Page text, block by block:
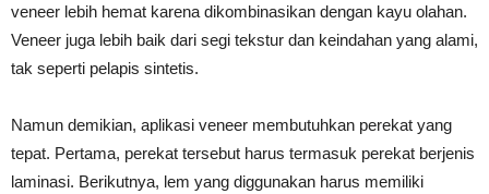
veneer lebih hemat karena dikombinasikan dengan kayu olahan.
Veneer juga lebih baik dari segi tekstur dan keindahan yang alami,
tak seperti pelapis sintetis.
Namun demikian, aplikasi veneer membutuhkan perekat yang
tepat. Pertama, perekat tersebut harus termasuk perekat berjenis
laminasi. Berikutnya, lem yang diggunakan harus memiliki